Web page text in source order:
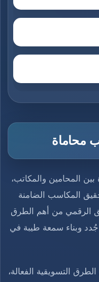
محاماة
المحامين والمكاتب،
المكاسب الضامنة
الرقمي من أهم الطرق
وبناء سمعة طيبة في
التسويقية الفعالة،